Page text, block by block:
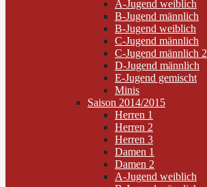
A-Jugend weiblich
B-Jugend männlich
B-Jugend weiblich
C-Jugend männlich
C-Jugend männlich 2
D-Jugend männlich
E-Jugend gemischt
Minis
Saison 2014/2015
Herren 1
Herren 2
Herren 3
Damen 1
Damen 2
A-Jugend weiblich